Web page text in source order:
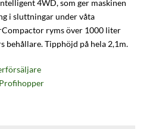
4WD, som ger maskinen
i sluttningar under våta
ryms över 1000 liter
behållare. Tipphöjd på hela 2,1m.